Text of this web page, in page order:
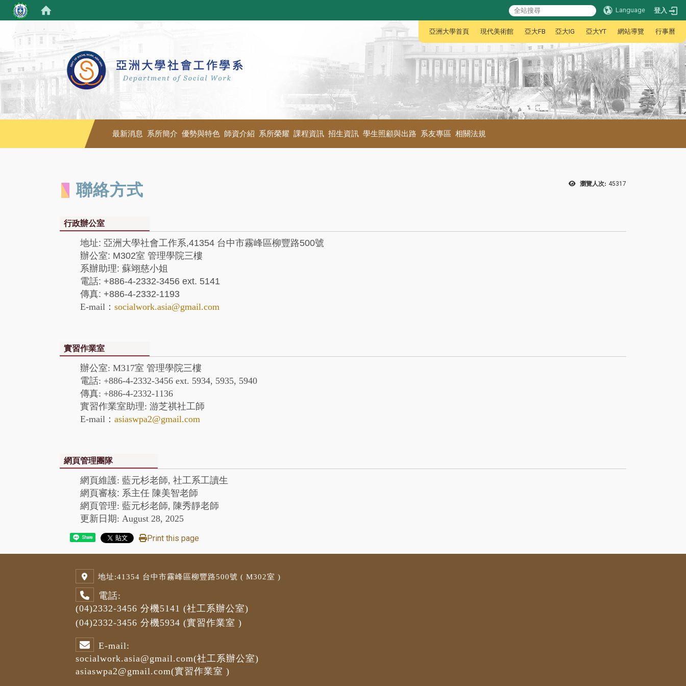
Language 登入
亞洲大學首頁 現代美術館 亞大FB 亞大IG 亞大YT 網站導覽 行事曆
最新消息 系所簡介 優勢與特色 師資介紹 系所榮耀 課程資訊 招生資訊 學生照顧與出路 系友專區 相關法規
瀏覽人次: 45317
聯絡方式
行政辦公室
地址: 亞洲大學社會工作系,41354 台中市霧峰區柳豐路500號
辦公室: M302室 管理學院三樓
系辦助理: 蘇翊慈小姐
電話: +886-4-2332-3456 ext. 5141
傳真: +886-4-2332-1193
E-mail： socialwork.asia@gmail.com
實習作業室
辦公室: M317室 管理學院三樓
電話: +886-4-2332-3456 ext. 5934, 5935, 5940
傳真: +886-4-2332-1136
實習作業室助理: 游芝祺社工師
E-mail： asiaswpa2@gmail.com
網頁管理團隊
網頁維護: 藍元杉老師, 社工系工讀生
網頁審核: 系主任 陳美智老師
網頁管理: 藍元杉老師, 陳秀靜老師
更新日期: August 28, 2025
Share Print this page
地址:41354 台中市霧峰區柳豐路500號 ( M302室 )
電話:
(04)2332-3456 分機5141 (社工系辦公室)
(04)2332-3456 分機5934 (實習作業室 )
E-mail:
socialwork.asia@gmail.com(社工系辦公室)
asiaswpa2@gmail.com(實習作業室 )